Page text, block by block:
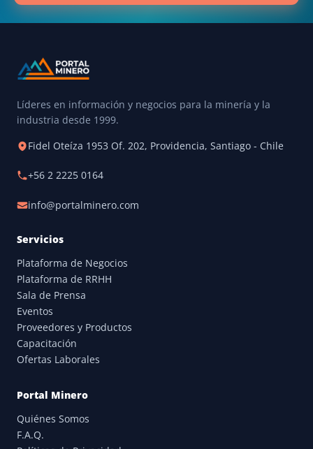
Líderes en información y negocios para la minería y la
industria desde 1999.
Fidel Oteíza 1953 Of. 202, Providencia, Santiago - Chile
+56 2 2225 0164
info@portalminero.com
Servicios
Plataforma de Negocios
Plataforma de RRHH
Sala de Prensa
Eventos
Proveedores y Productos
Capacitación
Ofertas Laborales
Portal Minero
Quiénes Somos
F.A.Q.